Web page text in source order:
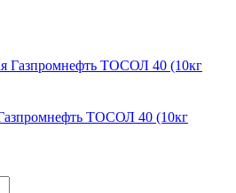
ТОСОЛ 40 (10кг